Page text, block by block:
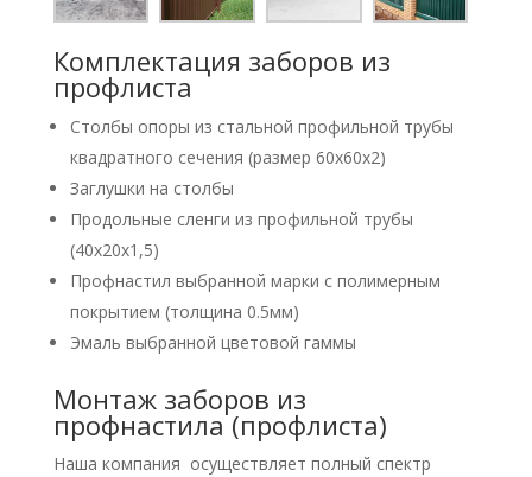
Комплектация заборов из
профлиста
Столбы опоры из стальной профильной трубы
квадратного сечения (размер 60х60х2)
Заглушки на столбы
Продольные сленги из профильной трубы
(40х20х1,5)
Профнастил выбранной марки с полимерным
покрытием (толщина 0.5мм)
Эмаль выбранной цветовой гаммы
Монтаж заборов из
профнастила (профлиста)
Наша компания осуществляет полный спектр